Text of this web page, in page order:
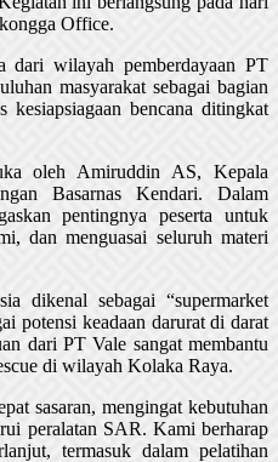
Office.
wilayah pemberdayaan PT
masyarakat sebagai bagian
kesiapsiagaan bencana ditingkat
oleh Amiruddin AS, Kepala
Basarnas Kendari. Dalam
pentingnya peserta untuk
dan menguasai seluruh materi
dikenal sebagai “supermarket
potensi keadaan darurat di darat
dari PT Vale sangat membantu
di wilayah Kolaka Raya.
sasaran, mengingat kebutuhan
peralatan SAR. Kami berharap
termasuk dalam pelatihan